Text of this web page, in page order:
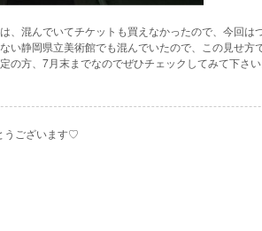
、混んでいてチケットも買えなかったので、今回は
い静岡県立美術館でも混んでいたので、この見せ方
の方、7月末までなのでぜひチェックしてみて下さい
うございます♡